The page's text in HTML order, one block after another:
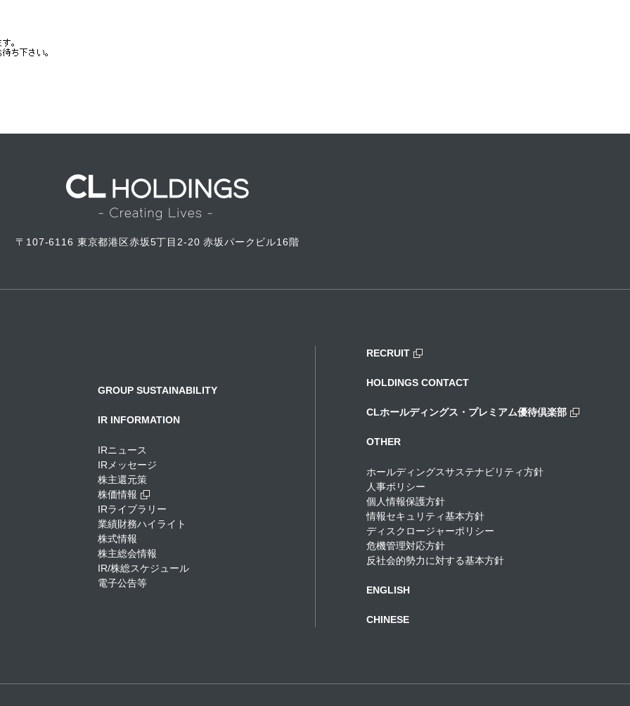
〒107-6116 東京都港区赤坂5丁目2-20赤坂パークビル16階
GROUP SUSTAINABILITY
IR INFORMATION
IRニュース
IRメッセージ
株主還元策
株価情報
IRライブラリー
業績財務ハイライト
株式情報
株主総会情報
IR/株総スケジュール
電子公告等
RECRUIT
HOLDINGS CONTACT
CLホールディングス・プレミアム優待倶楽部
OTHER
ホールディングスサステナビリティ方針
人事ポリシー
個人情報保護方針
情報セキュリティ基本方針
ディスクロージャーポリシー
危機管理対応方針
反社会的勢力に対する基本方針
ENGLISH
CHINESE